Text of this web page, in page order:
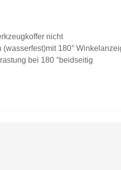
nicht
180°
bei 180 °beidseitig